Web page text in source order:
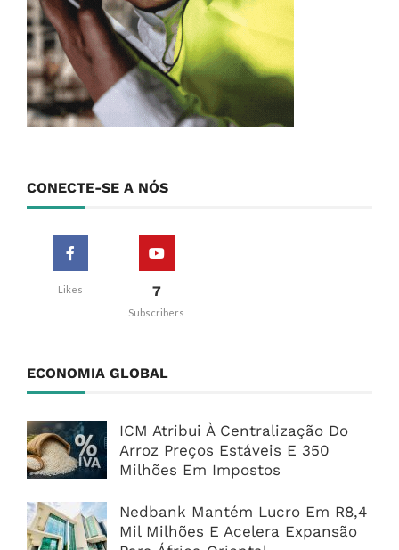
CONECTE-SE A NÓS
Likes 7
Subscribers
ECONOMIA GLOBAL
ICM Atribui À Centralização Do
Arroz Preços Estáveis E 350
Milhões Em Impostos
Nedbank Mantém Lucro Em R8,4
Mil Milhões E Acelera Expansão